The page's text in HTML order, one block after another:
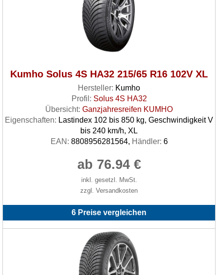
Kumho Solus 4S HA32 215/65 R16 102V XL
Hersteller: Kumho
Profil: Solus 4S HA32
Übersicht: Ganzjahresreifen KUMHO
Eigenschaften: Lastindex 102 bis 850 kg, Geschwindigkeit V
bis 240 km/h, XL
EAN: 8808956281564, Händler: 6
ab 76.94 €
inkl. gesetzl. MwSt.
zzgl. Versandkosten
6 Preise vergleichen